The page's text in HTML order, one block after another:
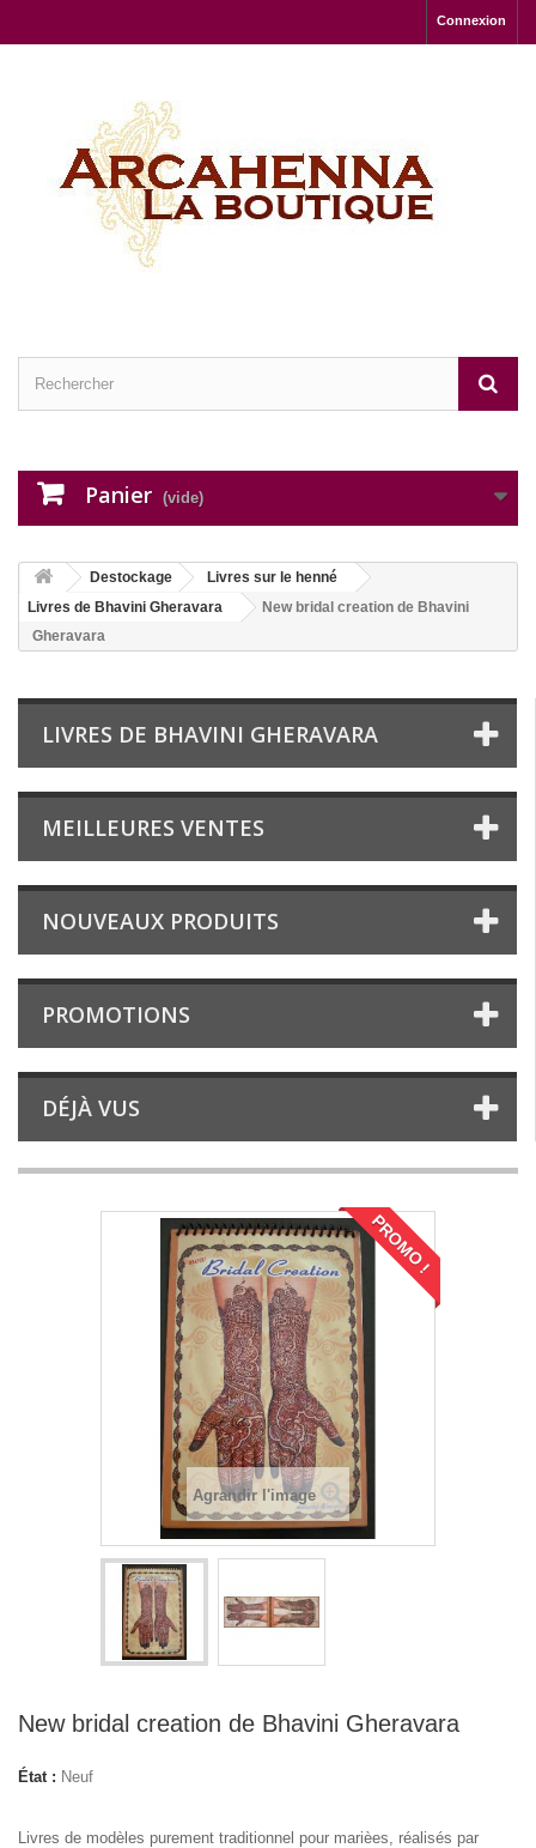
Connexion
Panier (vide)
Destockage
Livres sur le henné
Livres de Bhavini Gheravara
New bridal creation de Bhavini
Gheravara
LIVRES DE BHAVINI GHERAVARA
MEILLEURES VENTES
NOUVEAUX PRODUITS
PROMOTIONS
DÉJÀ VUS
PROMO !
Agrandir l'image
New bridal creation de Bhavini Gheravara
État : Neuf
Livres de modèles purement traditionnel pour marièes, réalisés par